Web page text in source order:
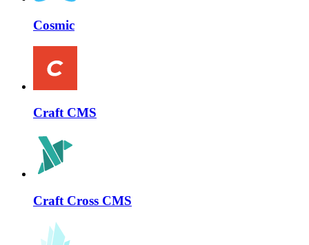
Cosmic
Craft CMS
Craft Cross CMS